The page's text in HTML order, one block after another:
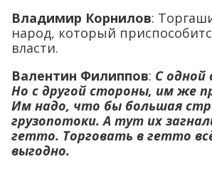
Владимир Корнилов:
народ, который
власти.
Валентин Филиппов: С одной
Но с другой стороны, им же
Им надо, что бы большая
грузопотоки. А тут их
гетто. Торговать в гетто
выгодно.